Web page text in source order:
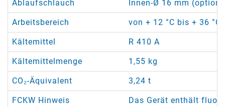
Ablaufschlauch Innen-Ø 16 mm
Arbeitsbereich von + 12 °C bis + 36
Kältemittel R 410 A
Kältemittelmenge 1,55 kg
CO₂-Äquivalent 3,24 t
FCKW Hinweis Das Gerät enthält